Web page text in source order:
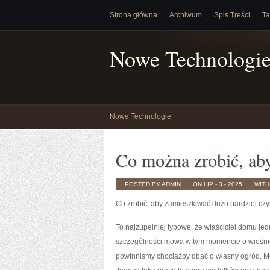
Strona główna Archiwum Spis Treści
Nowe
Nowe Technologie
Co można zrobić,
POSTED BY ADMIN ON LIP - 3 - 2025 WITH
Co zrobić, aby zamieszkiwać dużo bardziej
To najzupełniej typowe, że właściciel domu
szczególności mowa w tym momencie o
powinniśmy chociażby dbać o własny ogród.